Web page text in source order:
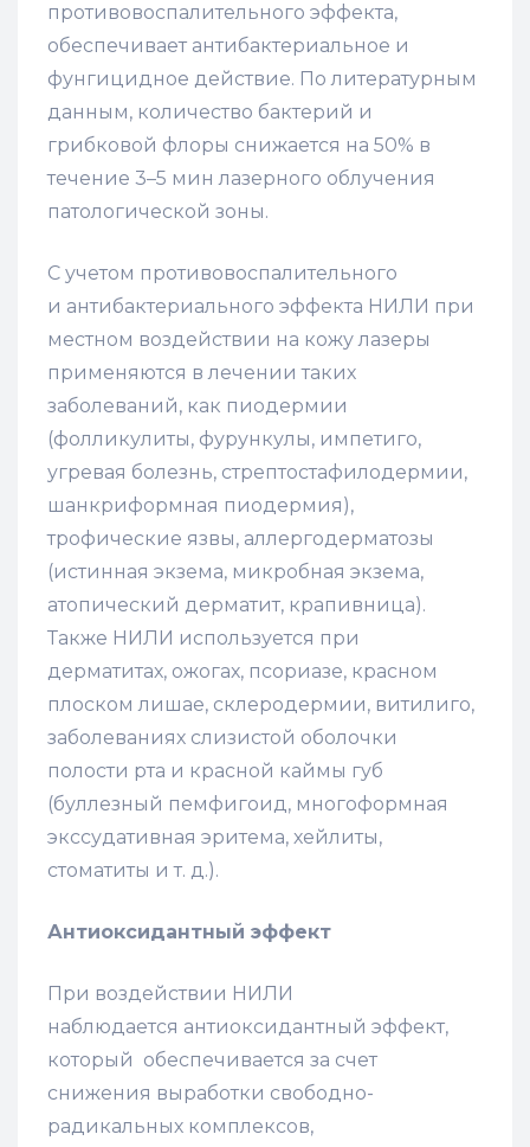
противовоспалительного эффекта,
обеспечивает антибактериальное и
фунгицидное действие. По литературным
данным, количество бактерий и
грибковой флоры снижается на 50% в
течение 3–5 мин лазерного облучения
патологической зоны.
С учетом противовоспалительного
и антибактериального эффекта НИЛИ при
местном воздействии на кожу лазеры
применяются в лечении таких
заболеваний, как пиодермии
(фолликулиты, фурункулы, импетиго,
угревая болезнь, стрептостафилодермии,
шанкриформная пиодермия),
трофические язвы, аллергодерматозы
(истинная экзема, микробная экзема,
атопический дерматит, крапивница).
Также НИЛИ используется при
дерматитах, ожогах, псориазе, красном
плоском лишае, склеродермии, витилиго,
заболеваниях слизистой оболочки
полости рта и красной каймы губ
(буллезный пемфигоид, многоформная
экссудативная эритема, хейлиты,
стоматиты и т. д.).
Антиоксидантный эффект
При воздействии НИЛИ
наблюдается антиоксидантный эффект,
который обеспечивается за счет
снижения выработки свободно-
радикальных комплексов,